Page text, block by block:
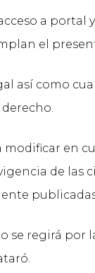
a
el
así como
modificar
de las
se regirá